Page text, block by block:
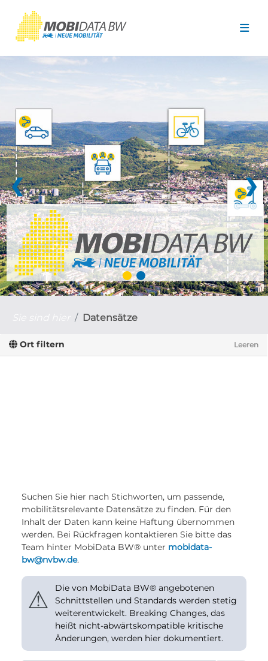
❮ ❯
Datensätze
Ort filtern Leeren
Suchen Sie hier nach Stichworten, um passende,
mobilitätsrelevante Datensätze zu finden. Für den
Inhalt der Daten kann keine Haftung übernommen
werden. Bei Rückfragen kontaktieren Sie bitte das
Team hinter MobiData BW® unter mobidata-
bw@nvbw.de.
⚠
Die von MobiData BW® angebotenen
Schnittstellen und Standards werden stetig
weiterentwickelt. Breaking Changes, das
heißt nicht-abwärtskompatible kritische
Änderungen, werden hier dokumentiert.